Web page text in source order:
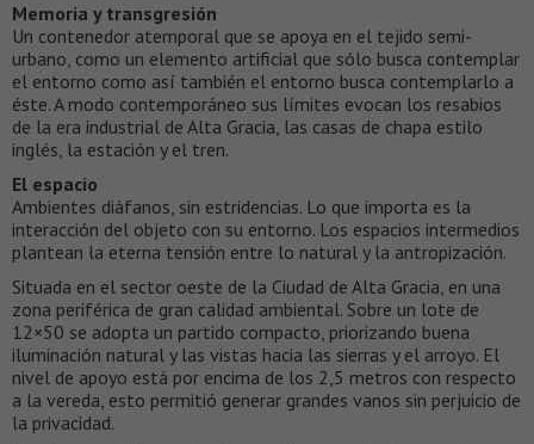
Memoria y transgresión
Un contenedor atemporal que se apoya en el tejido semi-
urbano, como un elemento artificial que sólo busca contemplar
el entorno como así también el entorno busca contemplarlo a
éste. A modo contemporáneo sus límites evocan los resabios
de la era industrial de Alta Gracia, las casas de chapa estilo
inglés, la estación y el tren.
El espacio
Ambientes diáfanos, sin estridencias. Lo que importa es la
interacción del objeto con su entorno. Los espacios intermedios
plantean la eterna tensión entre lo natural y la antropización.
Situada en el sector oeste de la Ciudad de Alta Gracia, en una
zona periférica de gran calidad ambiental. Sobre un lote de
12×50 se adopta un partido compacto, priorizando buena
iluminación natural y las vistas hacia las sierras y el arroyo. El
nivel de apoyo está por encima de los 2,5 metros con respecto
a la vereda, esto permitió generar grandes vanos sin perjuicio de
la privacidad.